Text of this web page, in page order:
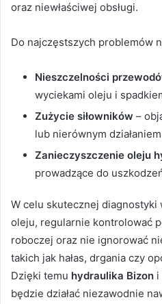
oraz niewłaściwej obsługi.
Do najczęstszych problemów
Nieszczelności
wyciekami oleju i
Zużycie siłowników –
lub nierównym
Zanieczyszczenie oleju
prowadzące do
W celu skutecznej
oleju, regularnie kontrolować
roboczej oraz nie ignorować
takich jak hałas, drgania czy
Dzięki temu hydraulika Bizon i
będzie działać niezawodnie